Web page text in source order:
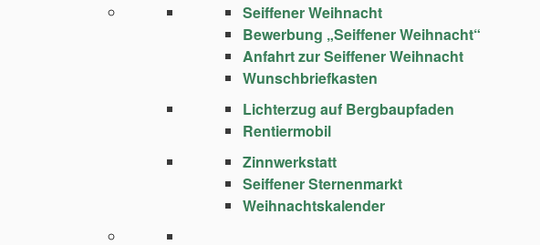
Seiffener Weihnacht
Bewerbung „Seiffener Weihnacht“
Anfahrt zur Seiffener Weihnacht
Wunschbriefkasten
Lichterzug auf Bergbaupfaden
Rentiermobil
Zinnwerkstatt
Seiffener Sternenmarkt
Weihnachtskalender